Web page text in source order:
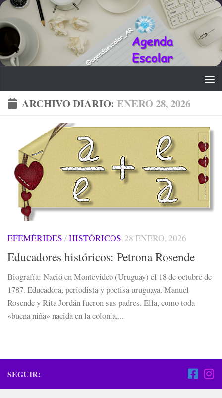
Saltar al contenido
ARCHIVO DIARIO: ENERO 28, 2026
EFEMÉRIDES /HISTÓRICOS 28 ENERO, 2026
Educadores históricos: Petrona Rosende
Biografía: Nació en Montevideo (Uruguay) el 18 de octubre de
1787. Educadora, periodista y poetisa uruguaya. Manuel
Rosende y Rita Jordán fueron sus padres. Ella, como toda
«buena niña» nacida en la colonia,...
SEGUIR: